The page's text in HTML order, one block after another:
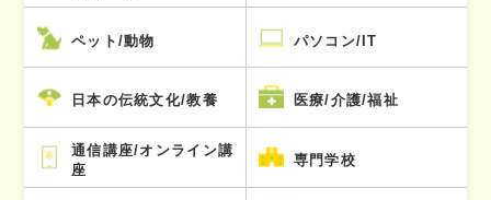
ペット/動物 パソコン/IT
日本の伝統文化/教養 医療/介護/福祉
通信講座/オンライン講
座
専門学校